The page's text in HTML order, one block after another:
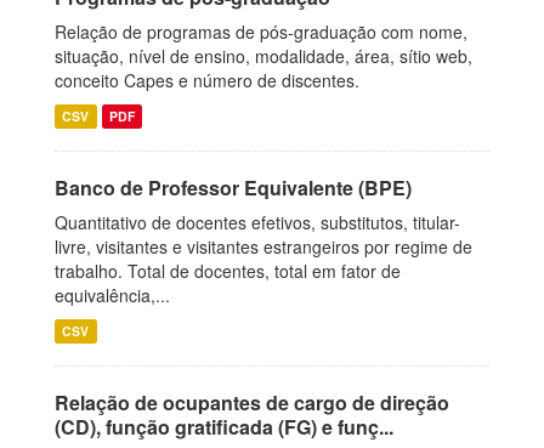
Relação de programas de pós-graduação com nome,
situação, nível de ensino, modalidade, área, sítio web,
conceito Capes e número de discentes.
CSV PDF
Banco de Professor Equivalente (BPE)
Quantitativo de docentes efetivos, substitutos, titular-
livre, visitantes e visitantes estrangeiros por regime de
trabalho. Total de docentes, total em fator de
equivalência,...
CSV
Relação de ocupantes de cargo de direção
(CD), função gratificada (FG) e funç...